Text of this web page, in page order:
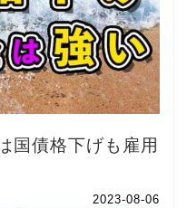
国債格下げも雇用
2023-08-06